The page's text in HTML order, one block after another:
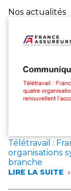
EN
Nos actualités
Télétravail :
organisations
branche
LIRE LA SUITE
: